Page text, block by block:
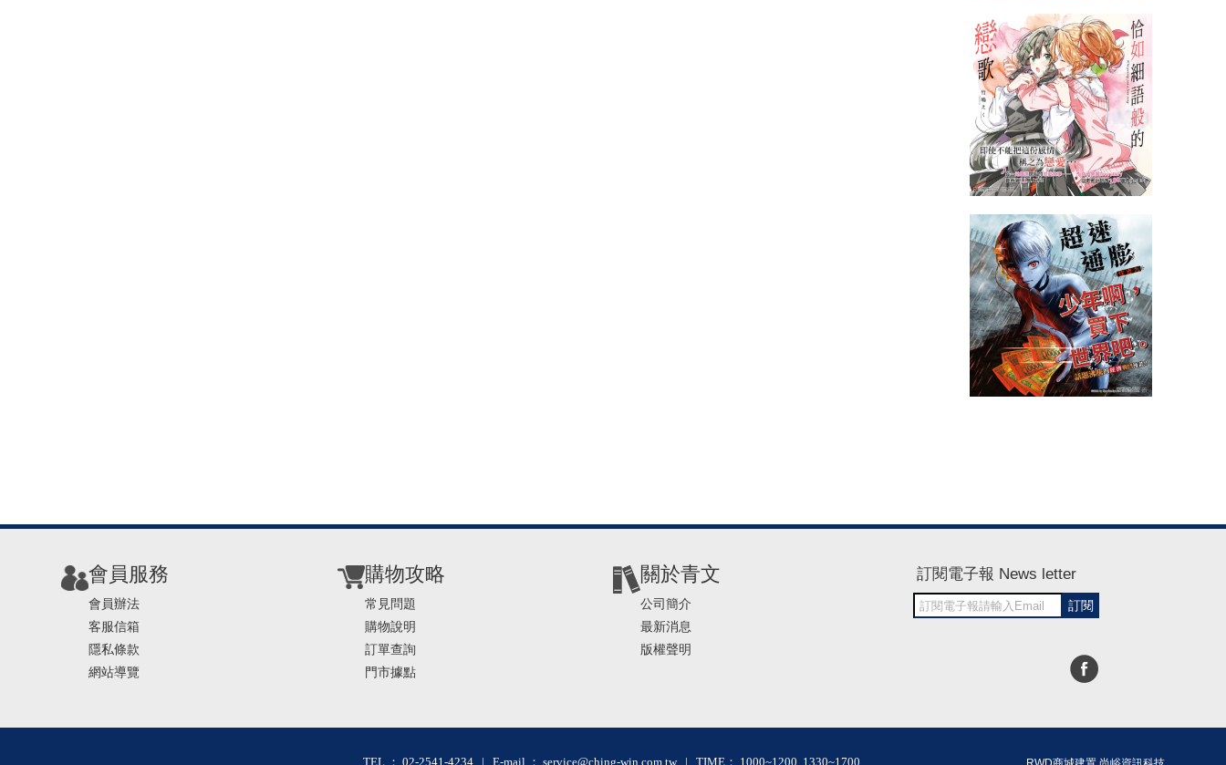
會員服務
會員辦法
客服信箱
隱私條款
網站導覽
購物攻略
常見問題
購物說明
訂單查詢
門市據點
關於青文
公司簡介
最新消息
版權聲明
訂閱電子報 News letter
訂閱
TEL ： 02-2541-4234 | E-mail ： service@ching-win.com.tw | TIME： 1000~1200 1330~1700